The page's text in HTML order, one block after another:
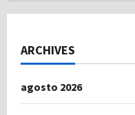
ARCHIVES
agosto 2026